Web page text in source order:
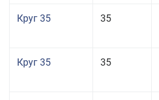
Круг 35 35
Круг 35 35